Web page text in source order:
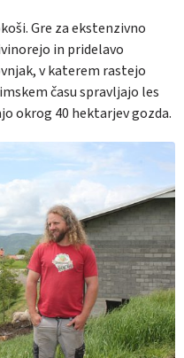
Gre za ekstenzivno
in pridelavo
v katerem rastejo
času spravljajo les
okrog 40 hektarjev gozda.